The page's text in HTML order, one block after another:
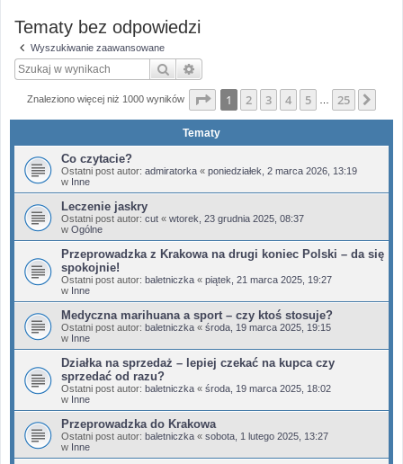
Tematy bez odpowiedzi
Wyszukiwanie zaawansowane
Szukaj
Znaleziono więcej niż 1000 wyników Strona z25
1 2 3 4 5 25
Tematy
Co czytacie?
Ostatni post autor: admiratorka « poniedziałek, 2 marca 2026, 13:19
w Inne
Leczenie jaskry
Ostatni post autor: cut « wtorek, 23 grudnia 2025, 08:37
w Ogólne
Przeprowadzka z Krakowa na drugi koniec Polski – da się
spokojnie!
Ostatni post autor: baletniczka « piątek, 21 marca 2025, 19:27
w Inne
Medyczna marihuana a sport – czy ktoś stosuje?
Ostatni post autor: baletniczka « środa, 19 marca 2025, 19:15
w Inne
Działka na sprzedaż – lepiej czekać na kupca czy
sprzedać od razu?
Ostatni post autor: baletniczka « środa, 19 marca 2025, 18:02
w Inne
Przeprowadzka do Krakowa
Ostatni post autor: baletniczka « sobota, 1 lutego 2025, 13:27
w Inne